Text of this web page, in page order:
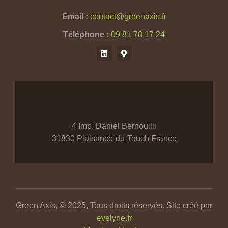
4 Imp. Daniel Bernouilli
31830 Plaisance-du-Touch France
Email : contact@greenaxis.fr
Téléphone : 09 81 78 17 24
Green Axis, © 2025, Tous droits réservés. Site créé par
evelyne.fr